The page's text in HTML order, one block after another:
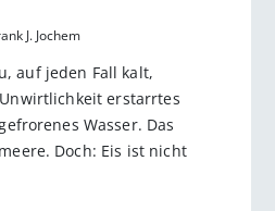
J. Jochem
auf jeden Fall kalt,
erstarrtes
Wasser. Das
Doch: Eis ist nicht